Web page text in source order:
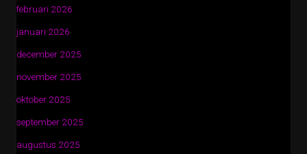
februari 2026
januari 2026
december 2025
november 2025
oktober 2025
september 2025
augustus 2025